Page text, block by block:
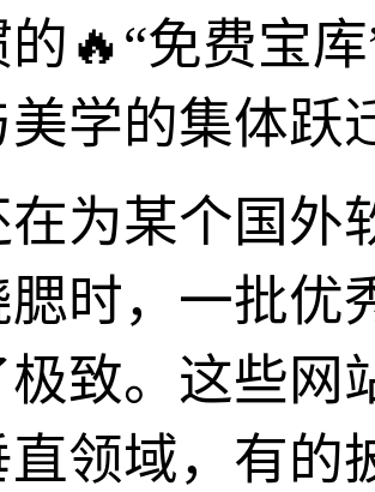
🔥“免费宝
学的集体跃
在为某个国外
时，一批优
致。这些网
领域，有的